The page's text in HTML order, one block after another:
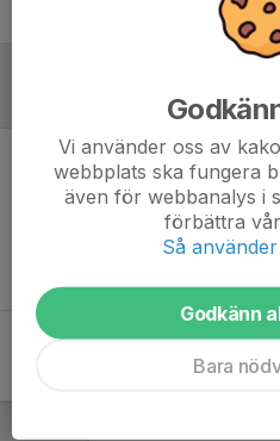
Inget
Vi använder oss av
webbplats ska fungera
även för webbanalys i
förbättra
Så
Godkänn
Bara